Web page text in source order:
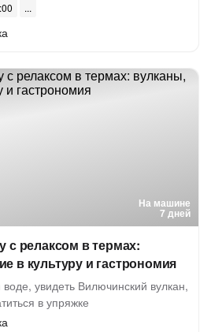
На машине
7 дней
с релаксом в термах:
в культуру и гастрономия
увидеть Вилючинский вулкан,
в упряжке